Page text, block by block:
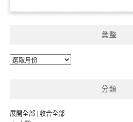
彙整
彙
分類
展開全部 | 收合全部